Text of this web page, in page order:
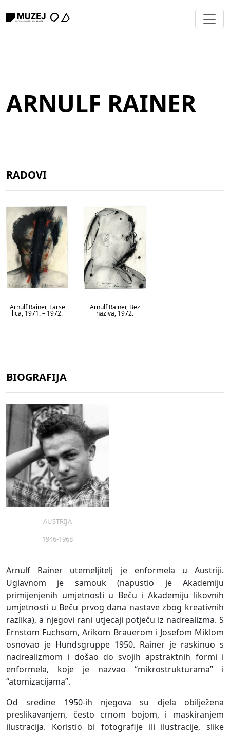
ARNULF RAINER
RADOVI
Arnulf Rainer, Farse
lica, 1971. – 1972.
Arnulf Rainer, Bez
naziva, 1972.
BIOGRAFIJA
AUSTRIJA
1946-1968
Arnulf Rainer utemeljitelj je enformela u Austriji.
Uglavnom je samouk (napustio je Akademiju
primijenjenih umjetnosti u Beču i Akademiju likovnih
umjetnosti u Beču prvog dana nastave zbog kreativnih
razlika), a njegovi rani utjecaji potječu iz nadrealizma. S
Ernstom Fuchsom, Arikom Brauerom i Josefom Miklom
osnovao je Hundsgruppe 1950. Rainer je raskinuo s
nadrealizmom i došao do svojih apstraktnih formi i
enformela, koje je nazvao “mikrostrukturama” i
“atomizacijama”.
Od sredine 1950-ih njegova su djela obilježena
preslikavanjem, često crnom bojom, i maskiranjem
ilustracija. Koristio bi fotografije ili ilustracije, slike